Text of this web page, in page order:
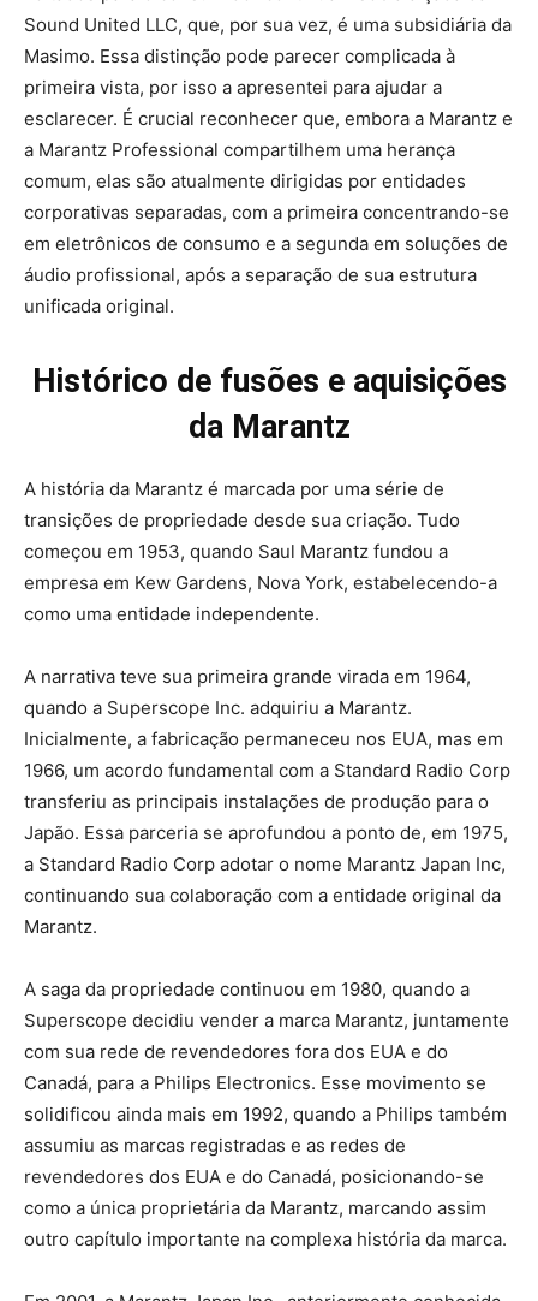
Sound United LLC, que, por sua vez, é uma subsidiária da
Masimo. Essa distinção pode parecer complicada à
primeira vista, por isso a apresentei para ajudar a
esclarecer. É crucial reconhecer que, embora a Marantz e
a Marantz Professional compartilhem uma herança
comum, elas são atualmente dirigidas por entidades
corporativas separadas, com a primeira concentrando-se
em eletrônicos de consumo e a segunda em soluções de
áudio profissional, após a separação de sua estrutura
unificada original.
Histórico de fusões e aquisições
da Marantz
A história da Marantz é marcada por uma série de
transições de propriedade desde sua criação. Tudo
começou em 1953, quando Saul Marantz fundou a
empresa em Kew Gardens, Nova York, estabelecendo-a
como uma entidade independente.
A narrativa teve sua primeira grande virada em 1964,
quando a Superscope Inc. adquiriu a Marantz.
Inicialmente, a fabricação permaneceu nos EUA, mas em
1966, um acordo fundamental com a Standard Radio Corp
transferiu as principais instalações de produção para o
Japão. Essa parceria se aprofundou a ponto de, em 1975,
a Standard Radio Corp adotar o nome Marantz Japan Inc,
continuando sua colaboração com a entidade original da
Marantz.
A saga da propriedade continuou em 1980, quando a
Superscope decidiu vender a marca Marantz, juntamente
com sua rede de revendedores fora dos EUA e do
Canadá, para a Philips Electronics. Esse movimento se
solidificou ainda mais em 1992, quando a Philips também
assumiu as marcas registradas e as redes de
revendedores dos EUA e do Canadá, posicionando-se
como a única proprietária da Marantz, marcando assim
outro capítulo importante na complexa história da marca.